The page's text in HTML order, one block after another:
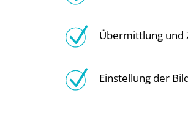
Übermittlung und
Einstellung der